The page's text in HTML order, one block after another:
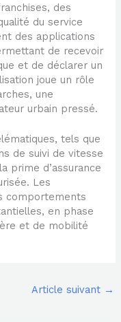
des
du service
des applications
de recevoir
et de déclarer un
joue un rôle
une
urbain pressé.
tels que
de suivi de vitesse
prime d’assurance
Les
comportements
en phase
et de mobilité
Article suivant →